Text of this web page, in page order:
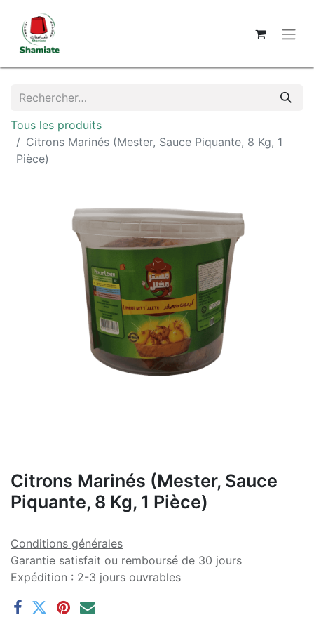
Tous les produits
Citrons Marinés (Mester, Sauce Piquante, 8 Kg, 1
Pièce)
Citrons Marinés (Mester, Sauce
Piquante, 8 Kg, 1 Pièce)
Conditions générales
Garantie satisfait ou remboursé de 30 jours
Expédition : 2-3 jours ouvrables